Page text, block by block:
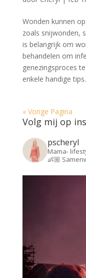
Wonden kunnen
zoals snijwonden,
is belangrijk om
behandelen om
genezingsproces
enkele handige
« Vorige Pagina
Volg mij op
pscheryl
Mama-
👶🏼